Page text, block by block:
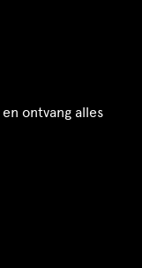
en ontvang alles